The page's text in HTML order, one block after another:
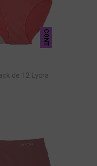
CONT
de 12 Lycra